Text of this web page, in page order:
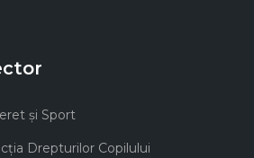
şi Sport
Drepturilor Copilului